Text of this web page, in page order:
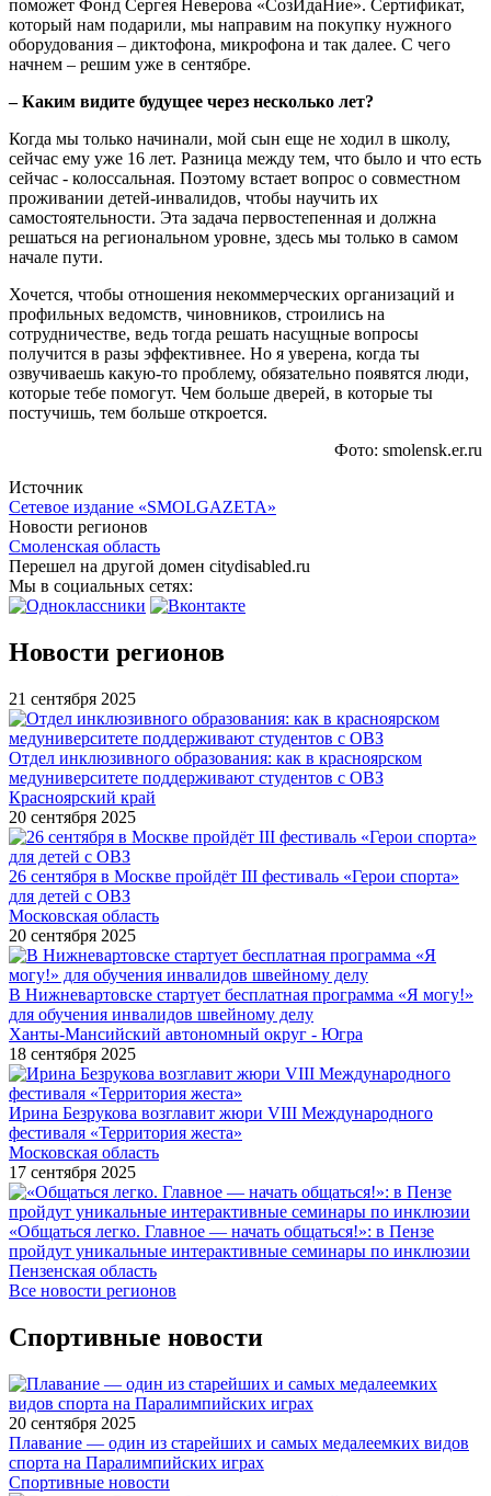
поможет Фонд Сергея Неверова «СозИдаНие». Сертификат,
который нам подарили, мы направим на покупку нужного
оборудования – диктофона, микрофона и так далее. С чего
начнем – решим уже в сентябре.
– Каким видите будущее через несколько лет?
Когда мы только начинали, мой сын еще не ходил в школу,
сейчас ему уже 16 лет. Разница между тем, что было и что есть
сейчас - колоссальная. Поэтому встает вопрос о совместном
проживании детей-инвалидов, чтобы научить их
самостоятельности. Эта задача первостепенная и должна
решаться на региональном уровне, здесь мы только в самом
начале пути.
Хочется, чтобы отношения некоммерческих организаций и
профильных ведомств, чиновников, строились на
сотрудничестве, ведь тогда решать насущные вопросы
получится в разы эффективнее. Но я уверена, когда ты
озвучиваешь какую-то проблему, обязательно появятся люди,
которые тебе помогут. Чем больше дверей, в которые ты
постучишь, тем больше откроется.
Фото: smolensk.er.ru
Источник
Сетевое издание «SMOLGAZETA»
Новости регионов
Смоленская область
Перешел на другой домен citydisabled.ru
Мы в социальных сетях:
Новости регионов
21 сентября 2025
Отдел инклюзивного образования: как в красноярском
медуниверситете поддерживают студентов с ОВЗ
Красноярский край
20 сентября 2025
26 сентября в Москве пройдёт III фестиваль «Герои спорта»
для детей с ОВЗ
Московская область
20 сентября 2025
В Нижневартовске стартует бесплатная программа «Я могу!»
для обучения инвалидов швейному делу
Ханты-Мансийский автономный округ - Югра
18 сентября 2025
Ирина Безрукова возглавит жюри VIII Международного
фестиваля «Территория жеста»
Московская область
17 сентября 2025
«Общаться легко. Главное — начать общаться!»: в Пензе
пройдут уникальные интерактивные семинары по инклюзии
Пензенская область
Все новости регионов
Спортивные новости
20 сентября 2025
Плавание — один из старейших и самых медалеемких видов
спорта на Паралимпийских играх
Спортивные новости